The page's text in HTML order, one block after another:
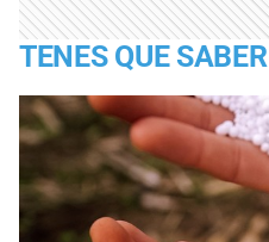
TENES QUE SABER